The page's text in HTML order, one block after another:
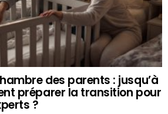
des parents : jusqu’à
préparer la transition pour
?